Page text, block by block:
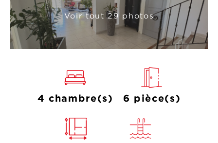
Voir tout 29 photos
4 chambre(s) 6 pièce(s)